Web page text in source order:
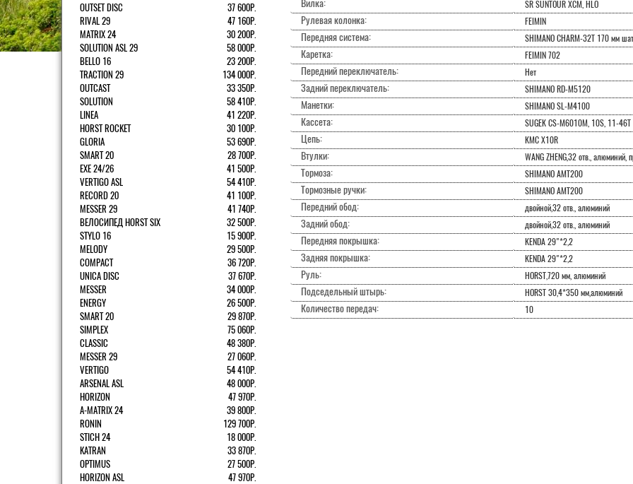
Вилка: SR SUNTOUR XCM, HLO
Рулевая колонка: FEIMIN
Передняя система: SHIMANO CHARM-32T 170 мм
Каретка: FEIMIN 702
Передний переключатель: Нет
Задний переключатель: SHIMANO RD-M5120
Манетки: SHIMANO SL-M4100
Кассета: SUGEK CS-M6010M, 10S, 11-46T
Цепь: KMC X10R
Втулки: WANG ZHENG,32 отв., алюминий,
Тормоза: SHIMANO AMT200
Тормозные ручки: SHIMANO AMT200
Передний обод: двойной,32 отв., алюминий
Задний обод: двойной,32 отв., алюминий
Передняя покрышка: KENDA 29"*2,2
Задняя покрышка: KENDA 29"*2,2
Руль: HORST,720 мм, алюминий
Подседельный штырь: HORST 30,4*350 мм,алюминий
Количество передач: 10
OUTSET DISC
37 600Р.
RIVAL 29
47 160Р.
MATRIX 24
30 200Р.
SOLUTION ASL 29
58 000Р.
BELLO 16
23 200Р.
TRACTION 29
134 000Р.
OUTCAST
33 350Р.
SOLUTION
58 410Р.
LINEA
41 220Р.
HORST ROCKET
30 100Р.
GLORIA
53 690Р.
SMART 20
28 700Р.
EXE 24/26
41 500Р.
VERTIGO ASL
54 410Р.
RECORD 20
41 100Р.
MESSER 29
41 740Р.
ВЕЛОСИПЕД HORST SIX
32 500Р.
STYLO 16
15 900Р.
MELODY
29 500Р.
COMPACT
36 720Р.
UNICA DISC
37 670Р.
MESSER
34 000Р.
ENERGY
26 500Р.
SMART 20
29 870Р.
SIMPLEX
75 060Р.
CLASSIC
48 380Р.
MESSER 29
27 060Р.
VERTIGO
54 410Р.
ARSENAL ASL
48 000Р.
HORIZON
47 970Р.
A-MATRIX 24
39 800Р.
RONIN
129 700Р.
STICH 24
18 000Р.
KATRAN
33 870Р.
OPTIMUS
27 500Р.
HORIZON ASL
47 970Р.